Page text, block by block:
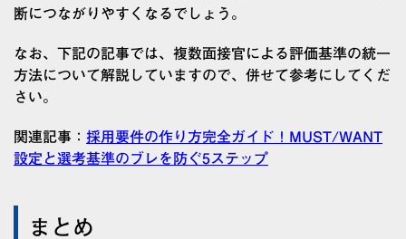
断につながりやすくなるでしょう。
なお、下記の記事では、複数面接官による評価基準の統一
方法について解説していますので、併せて参考にしてくだ
さい。
関連記事： 採用要件の作り方完全ガイド！MUST/WANT
設定と選考基準のブレを防ぐ5ステップ
まとめ